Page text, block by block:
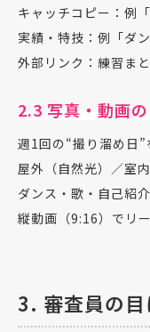
キャッチコピー：例
実績・特技：例「ダ
外部リンク：練習ま
2.3 写真・動画
週1回の“撮り溜め日”
屋外（自然光）／室
ダンス・歌・自己紹
縦動画（9:16）でリ
3. 審査員の